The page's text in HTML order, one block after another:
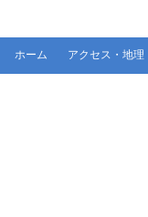
ホーム アクセス・地理